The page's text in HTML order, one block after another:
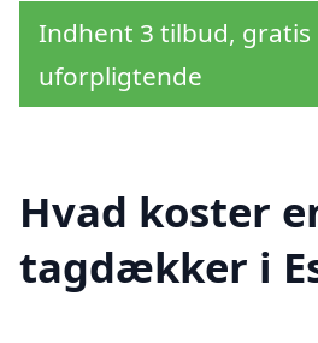
Indhent 3 tilbud, gratis
uforpligtende
Hvad koster
tagdækker i